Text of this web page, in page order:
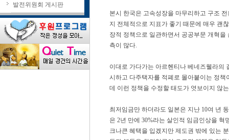
발전위원회 게시판
본시 한국은 고속성장을 마무리하고 구조
지 전체적으로 지표가 좋기 때문에 매우 괜
장적 정책으로 일관하면서 공공부문 개혁
측이 많다.
이대로 가다가는 아르헨티나 베네즈웰라의
시하고 다주택자를 적폐로 몰아붙이는 정
데 이런 정책을 수정할 태도가 엿보이지 않
최저임금만 하더라도 일본은 지난 10여 년
은 2년 만에 30%라는 살인적 임금인상을
크나큰 혜택을 입겠지만 제도권 밖에 있는